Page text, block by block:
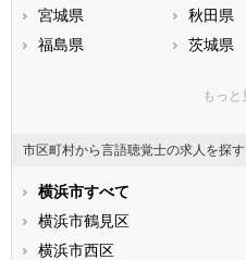
宮城県 秋田県
福島県
茨城県
神奈川
石川県
福井県
静岡県
滋賀県
兵庫県
もっと
市区町村から言語聴覚士の求人を探す
横浜市すべて
横浜市鶴見区
横浜市西区